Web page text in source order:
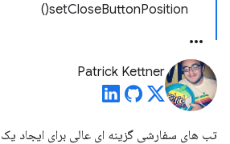
setCloseButtonPosition()
Patrick Kettner
تب های سفارشی گزینه ای عالی برای ایجاد